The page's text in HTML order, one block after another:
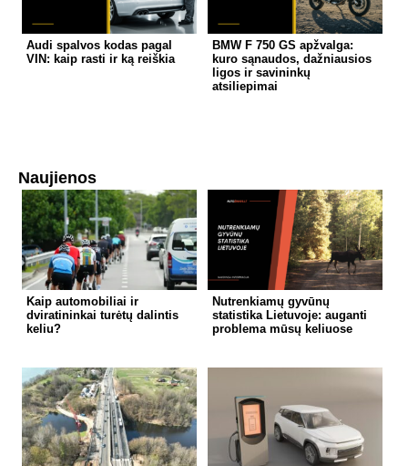
Audi spalvos kodas pagal
VIN: kaip rasti ir ką reiškia
BMW F 750 GS apžvalga:
kuro sąnaudos, dažniausios
ligos ir savininkų
atsiliepimai
Naujienos
Kaip automobiliai ir
dviratininkai turėtų dalintis
keliu?
Nutrenkiamų gyvūnų
statistika Lietuvoje: auganti
problema mūsų keliuose